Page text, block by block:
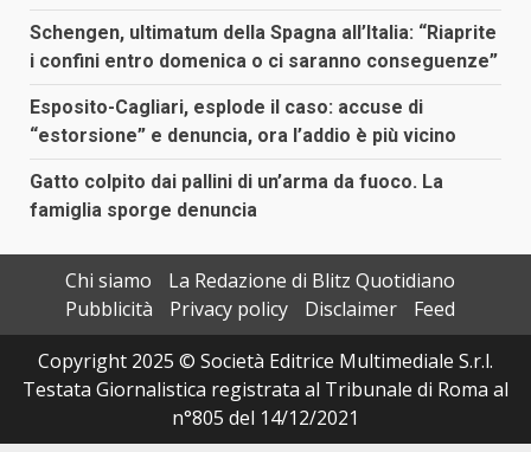
Schengen, ultimatum della Spagna all’Italia: “Riaprite
i confini entro domenica o ci saranno conseguenze”
Esposito-Cagliari, esplode il caso: accuse di
“estorsione” e denuncia, ora l’addio è più vicino
Gatto colpito dai pallini di un’arma da fuoco. La
famiglia sporge denuncia
Chi siamo
La Redazione di Blitz Quotidiano
Pubblicità
Privacy policy Disclaimer
Feed
Copyright 2025 © Società Editrice Multimediale S.r.l.
Testata Giornalistica registrata al Tribunale di Roma al
n°805 del 14/12/2021